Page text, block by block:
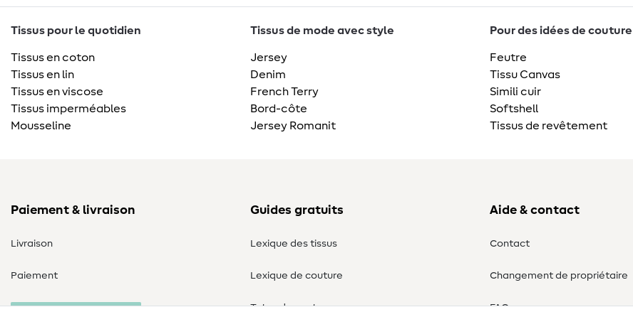
Tissus pour le quotidien
Tissus en coton
Tissus en lin
Tissus en viscose
Tissus imperméables
Mousseline
Tissus de mode avec style
Jersey
Denim
French Terry
Bord-côte
Jersey Romanit
Pour des idées de
Feutre
Tissu Canvas
Simili cuir
Softshell
Tissus de revêtement
Paiement & livraison
Livraison
Paiement
Guides gratuits
Lexique des tissus
Lexique de couture
Tutos de couture
Aide & contact
Contact
Changement de propriétaire
FAQ